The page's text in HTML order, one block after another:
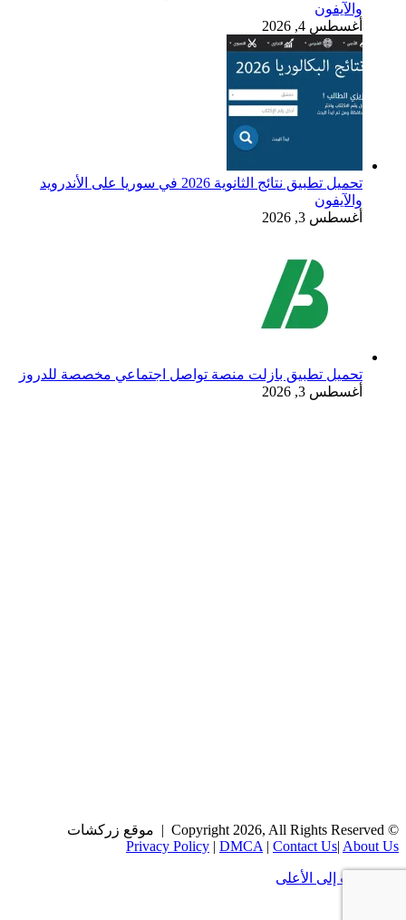
والآيفون
أغسطس 4, 2026
تحميل تطبيق نتائج الثانوية 2026 في سوريا على الأندرويد
والآيفون
أغسطس 3, 2026
تحميل تطبيق بازلت منصة تواصل اجتماعي مخصصة للدروز
أغسطس 3, 2026
© Copyright 2026, All Rights Reserved | موقع زركشات
Privacy Policy | DMCA | Contact Us| About Us
زر الذهاب إلى الأعلى